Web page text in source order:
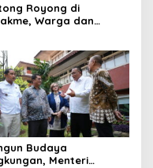
Royong di
Warga dan
Lebih Sehat
Budaya
Menteri